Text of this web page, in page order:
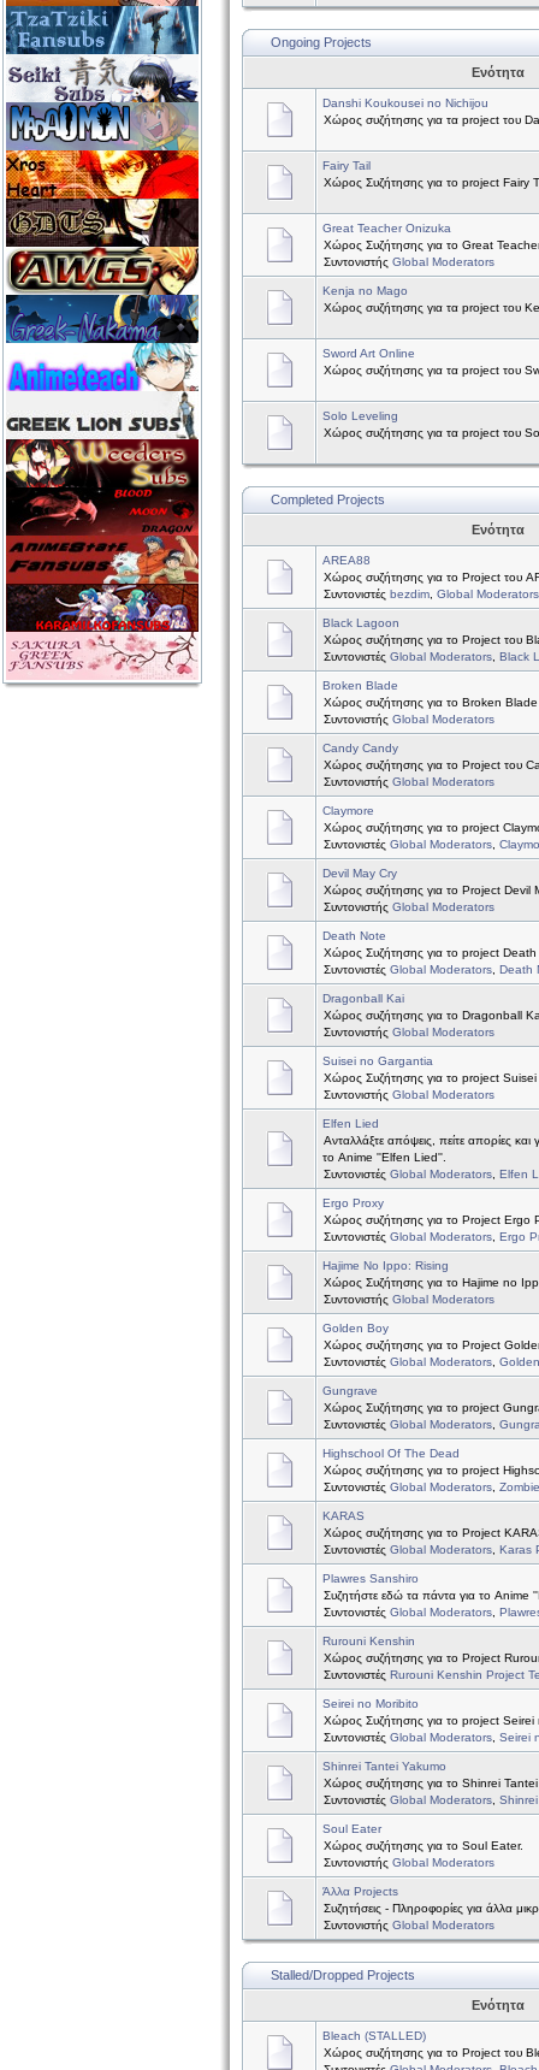
Ongoing Projects
Ενότητα
Danshi Koukousei no Nichijou
Χώρος συζήτησης για τα project του
Fairy Tail
Χώρος Συζήτησης για το project Fairy
Great Teacher Onizuka
Χώρος Συζήτησης για το Great
Συντονιστής Global Moderators
Kenja no Mago
Χώρος συζήτησης για τα project του
Sword Art Online
Χώρος συζήτησης για τα project του
Solo Leveling
Χώρος συζήτησης για τα project του
Completed Projects
Ενότητα
AREA88
Χώρος συζήτησης για το Project του
Συντονιστές bezdim Global Moderators
Black Lagoon
Χώρος συζήτησης για το Project του
Συντονιστές Global Moderators Black
Broken Blade
Χώρος συζήτησης για το Broken Blade
Συντονιστής Global Moderators
Candy Candy
Χώρος συζήτησης για το Project του
Συντονιστής Global Moderators
Claymore
Χώρος συζήτησης για το project
Συντονιστές Global Moderators
Devil May Cry
Χώρος συζήτησης για το Project Devil
Συντονιστής Global Moderators
Death Note
Χώρος Συζήτησης για το project
Συντονιστές Global Moderators Death
Dragonball Kai
Χώρος συζήτησης για το Dragonball
Συντονιστής Global Moderators
Suisei no Gargantia
Χώρος Συζήτησης για το project
Συντονιστής Global Moderators
Elfen Lied
Ανταλλάξτε απόψεις, πείτε απορίες και
το Anime ''Elfen Lied''.
Συντονιστές Global Moderators Elfen
Ergo Proxy
Χώρος συζήτησης για το Project Ergo
Συντονιστές Global Moderators Ergo
Hajime No Ippo: Rising
Χώρος Συζήτησης για το Hajime no
Συντονιστής Global Moderators
Golden Boy
Χώρος συζήτησης για το Project
Συντονιστές Global Moderators
Gungrave
Χώρος Συζήτησης για το project
Συντονιστές Global Moderators
Highschool Of The Dead
Χώρος συζήτησης για το project
Συντονιστές Global Moderators
KARAS
Χώρος συζήτησης για το Project
Συντονιστές Global Moderators Karas
Plawres Sanshiro
Συζητήστε εδώ τα πάντα για το
Συντονιστές Global Moderators
Rurouni Kenshin
Χώρος συζήτησης για το Project
Συντονιστές Rurouni Kenshin Project
Seirei no Moribito
Χώρος Συζήτησης για το project Seirei
Συντονιστές Global Moderators Seirei
Shinrei Tantei Yakumo
Χώρος συζήτησης για το Shinrei
Συντονιστές Global Moderators
Soul Eater
Χώρος συζήτησης για το Soul Eater.
Συντονιστής Global Moderators
Άλλα Projects
Συζητήσεις - Πληροφορίες για άλλα
Συντονιστής Global Moderators
Stalled/Dropped Projects
Ενότητα
Bleach (STALLED)
Χώρος συζήτησης για το Project του